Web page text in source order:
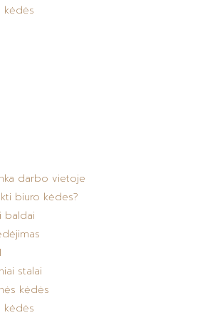
kėdės
darbo vietoje
biuro kėdes?
baldai
stalai
kėdės
kėdės